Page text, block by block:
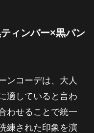
ィンバー×黒パン
ンコーデは、大人
適していると言わ
わせることで統一
練された印象を演